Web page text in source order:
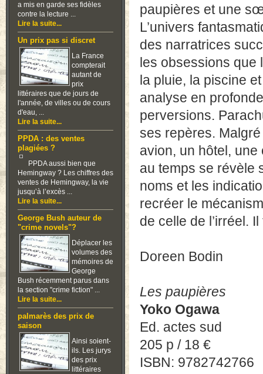
a mis en garde ses fidèles
contre la lecture ...
Lire la suite...
Un prix pas si discret
La France
compterait
autant de
prix
littéraires que de jours de
l'année, de villes ou de cours
d'eau, ...
Lire la suite...
PPDA : des ventes
plagiées ?
PPDA aussi bien que
Hemingway ? Les chiffres des
ventes de Hemingway, la vie
jusqu’à l’excès ...
Lire la suite...
George Bush auteur de
"crime novels"?
Déplacer les
volumes des
mémoires de
George
Bush récemment parus dans
la section "crime fiction" ...
Lire la suite...
palmarès des prix de
saison
Ainsi soient-
ils. Les jurys
des prix
littéraires
paupières et une
L’univers
des narratrices
les obsessions que
la pluie, la piscine
analyse en
perversions.
ses repères.
avion, un hôtel, une
au temps se révèle
noms et les
recréer le
de celle de l’irréel.
Doreen Bodin
Les paupières
Yoko Ogawa
Ed. actes sud
205 p / 18 €
ISBN: 9782742766